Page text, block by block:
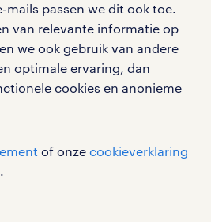
mails passen we dit ook toe.
van relevante informatie op
we ook gebruik van andere
optimale ervaring, dan
cookies en anonieme
of onze cookieverklaring